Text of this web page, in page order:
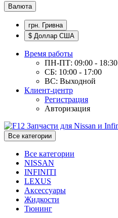
Валюта
грн. Гривна
$ Доллар США
Время работы
ПН-ПТ: 09:00 - 18:30
СБ: 10:00 - 17:00
ВС: Выходной
Клиент-центр
Регистрация
Авторизация
Все категории
Все категории
NISSAN
INFINITI
LEXUS
Аксессуары
Жидкости
Тюнинг